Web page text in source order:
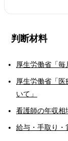
判断材料
厚生労働省「毎
厚生労働省「医
いて」
看護師の年収相
給与・手取り・